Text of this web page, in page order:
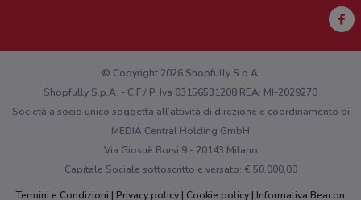
Hai un malfunzionamento sul web o sull'app?
© Copyright 2026 Shopfully S.p.A.
Shopfully S.p.A. - C.F / P. Iva 03156531208 REA: MI-2029270
Società a socio unico soggetta all’attività di direzione e coordinamento di
MEDIA Central Holding GmbH
Via Giosuè Borsi 9 - 20143 Milano
Capitale Sociale sottoscritto e versato: € 50.000,00
Termini e Condizioni
Privacy policy Cookie policy Informativa Beacon